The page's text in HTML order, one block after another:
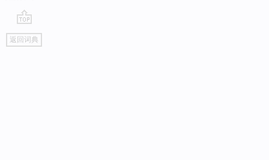
go
top
返回词典